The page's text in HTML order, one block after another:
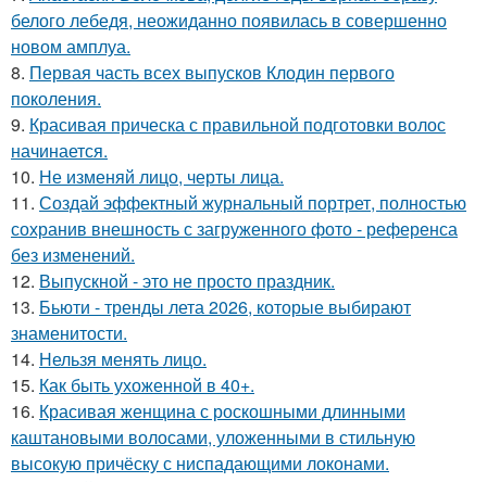
белого лебедя, неожиданно появилась в совершенно
новом амплуа.
8. Первая часть всех выпусков Клодин первого
поколения.
9. Красивая прическа с правильной подготовки волос
начинается.
10. Не изменяй лицо, черты лица.
11. Создай эффектный журнальный портрет, полностью
сохранив внешность с загруженного фото - референса
без изменений.
12. Выпускной - это не просто праздник.
13. Бьюти - тренды лета 2026, которые выбирают
знаменитости.
14. Нельзя менять лицо.
15. Как быть ухоженной в 40+.
16. Красивая женщина с роскошными длинными
каштановыми волосами, уложенными в стильную
высокую причёску с ниспадающими локонами.